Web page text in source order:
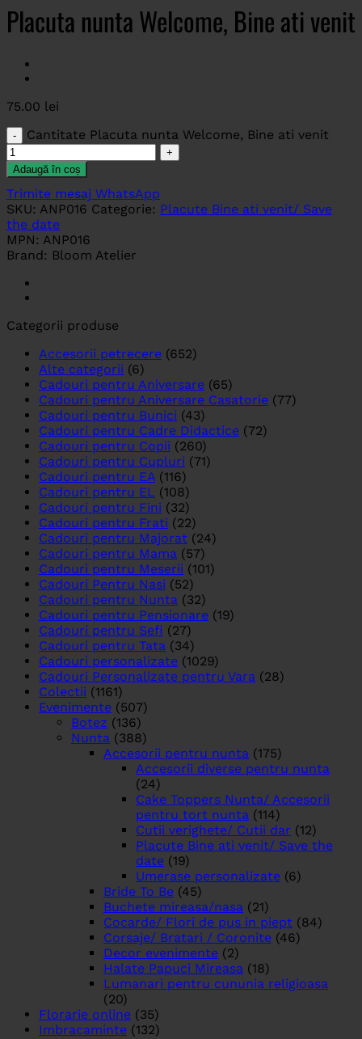
Placuta nunta Welcome, Bine ati venit
75.00 lei
Cantitate Placuta nunta Welcome, Bine ati venit
Adaugă în coș
Trimite mesaj WhatsApp
SKU: ANP016 Categorie: Placute Bine ati venit/ Save
the date
MPN: ANP016
Brand: Bloom Atelier
Categorii produse
Accesorii petrecere (652)
Alte categorii (6)
Cadouri pentru Aniversare (65)
Cadouri pentru Aniversare Casatorie (77)
Cadouri pentru Bunici (43)
Cadouri pentru Cadre Didactice (72)
Cadouri pentru Copii (260)
Cadouri pentru Cupluri (71)
Cadouri pentru EA (116)
Cadouri pentru EL (108)
Cadouri pentru Fini (32)
Cadouri pentru Frati (22)
Cadouri pentru Majorat (24)
Cadouri pentru Mama (57)
Cadouri pentru Meserii (101)
Cadouri Pentru Nasi (52)
Cadouri pentru Nunta (32)
Cadouri pentru Pensionare (19)
Cadouri pentru Sefi (27)
Cadouri pentru Tata (34)
Cadouri personalizate (1029)
Cadouri Personalizate pentru Vara (28)
Colectii (1161)
Evenimente (507)
Botez (136)
Nunta (388)
Accesorii pentru nunta (175)
Accesorii diverse pentru nunta
(24)
Cake Toppers Nunta/ Accesorii
pentru tort nunta (114)
Cutii verighete/ Cutii dar (12)
Placute Bine ati venit/ Save the
date (19)
Umerase personalizate (6)
Bride To Be (45)
Buchete mireasa/nasa (21)
Cocarde/ Flori de pus in piept (84)
Corsaje/ Bratari / Coronite (46)
Decor evenimente (2)
Halate Papuci Mireasa (18)
Lumanari pentru cununia religioasa
(20)
Florarie online (35)
Imbracaminte (132)